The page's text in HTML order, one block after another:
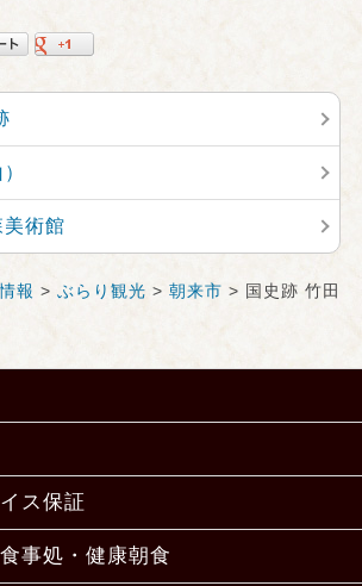
術館
報 > ぶらり観光 > 朝来市 > 国史跡 竹田
ス保証
事処・健康朝食